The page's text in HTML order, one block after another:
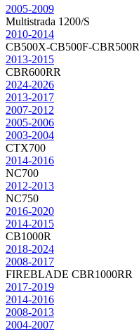
2005-2009
Multistrada 1200/S
2010-2014
CB500X-CB500F-CBR500R
2013-2015
CBR600RR
2024-2026
2013-2017
2007-2012
2005-2006
2003-2004
CTX700
2014-2016
NC700
2012-2013
NC750
2016-2020
2014-2015
CB1000R
2018-2024
2008-2017
FIREBLADE CBR1000RR
2017-2019
2014-2016
2008-2013
2004-2007